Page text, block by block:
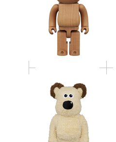
BE@RBRICK GROMIT
COSTUME Ver. 400％
BE@RBRICK 招き猫 開
運 弐 発光 銀メッキ
1000％